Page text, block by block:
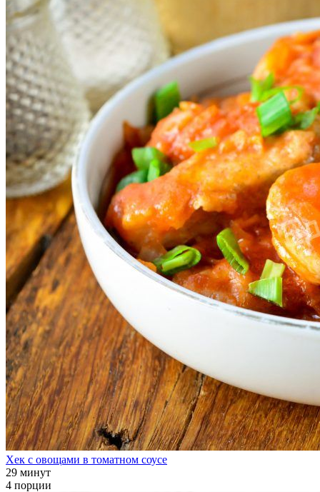
Хек с овощами в томатном соусе
29 минут
4 порции